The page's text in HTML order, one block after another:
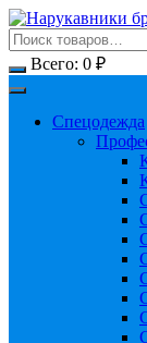
Перейти
к
содержимому
Всего: 0 ₽
Спецодежда